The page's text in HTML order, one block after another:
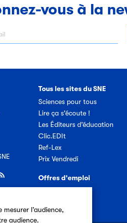
l’audience,
audience.
vous à la
Tous les sites du SNE
Sciences pour tous
Lire ça s'écoute !
Les Éditeurs d'éducation
Clic.EDIt
Ref-Lex
Prix Vendredi
Offres d'emploi